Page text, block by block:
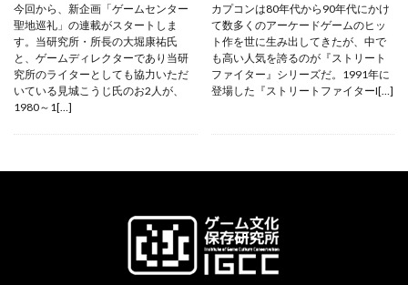
今回から、新企画「ゲームセンター
聖地巡礼」の連載がスタートしま
す。当研究所・所長の大堀康祐氏
と、ゲームディレクターであり当研
究所のライターとしても協力いただ
いている見城こうじ氏のお2人が、
1980～1[…]
カプコンは80年代から90年代にかけ
て数多くのアーケードゲームのヒッ
ト作を世に生み出してきたが、中で
も高い人気を誇るのが『ストリート
ファイター』シリーズだ。1991年に
登場した『ストリートファイターI[…]